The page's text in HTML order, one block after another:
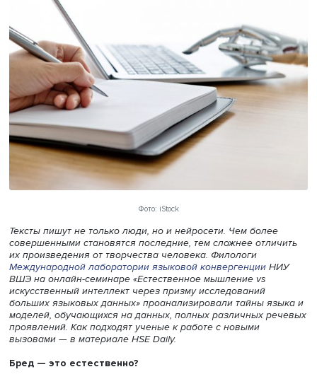
Тексты пишут не только люди, но и нейросети. Чем
совершенными становятся последние, тем сложнее
их произведения от творчества человека. Филологи
Международнойлаборатории языковой конвергенции
искусственный интеллект через призму исследований